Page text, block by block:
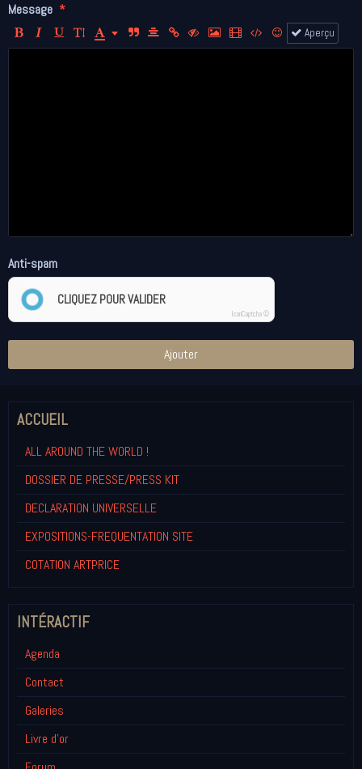
Message
Aperçu
Anti-spam
CLIQUEZ POUR VALIDER
IconCaptcha ©
Ajouter
ACCUEIL
ALL AROUND THE WORLD !
DOSSIER DE PRESSE/PRESS KIT
DECLARATION UNIVERSELLE
EXPOSITIONS-FREQUENTATION SITE
COTATION ARTPRICE
INTÉRACTIF
Agenda
Contact
Galeries
Livre d'or